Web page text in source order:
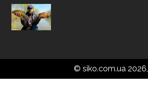
© siko.com.ua 2026,